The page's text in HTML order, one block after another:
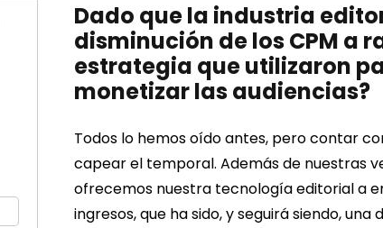
Dado que la industria
disminución de los CPM a
estrategia que utilizaron
monetizar las audiencias?
Todos lo hemos oído antes, pero contar
capear el temporal. Además de nuestras
ofrecemos nuestra tecnología editorial a
ingresos, que ha sido, y seguirá siendo,